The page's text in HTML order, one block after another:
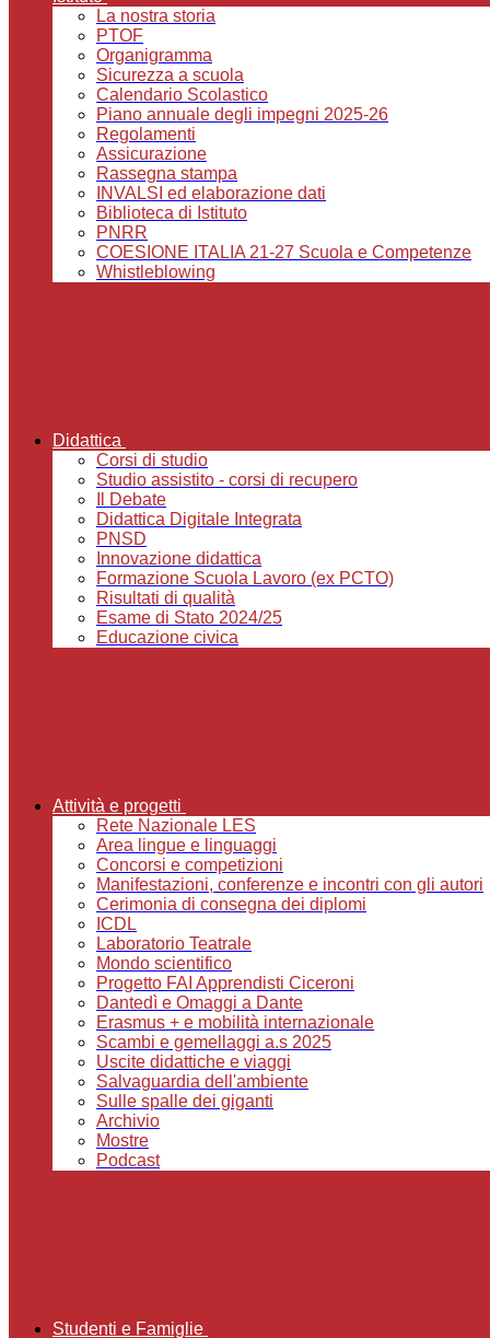
La nostra storia
PTOF
Organigramma
Sicurezza a scuola
Calendario Scolastico
Piano annuale degli impegni 2025-26
Regolamenti
Assicurazione
Rassegna stampa
INVALSI ed elaborazione dati
Biblioteca di Istituto
PNRR
COESIONE ITALIA 21-27 Scuola e Competenze
Whistleblowing
Didattica
Corsi di studio
Studio assistito - corsi di recupero
Il Debate
Didattica Digitale Integrata
PNSD
Innovazione didattica
Formazione Scuola Lavoro (ex PCTO)
Risultati di qualità
Esame di Stato 2024/25
Educazione civica
Attività e progetti
Rete Nazionale LES
Area lingue e linguaggi
Concorsi e competizioni
Manifestazioni, conferenze e incontri con gli autori
Cerimonia di consegna dei diplomi
ICDL
Laboratorio Teatrale
Mondo scientifico
Progetto FAI Apprendisti Ciceroni
Dantedì e Omaggi a Dante
Erasmus + e mobilità internazionale
Scambi e gemellaggi a.s 2025
Uscite didattiche e viaggi
Salvaguardia dell'ambiente
Sulle spalle dei giganti
Archivio
Mostre
Podcast
Studenti e Famiglie